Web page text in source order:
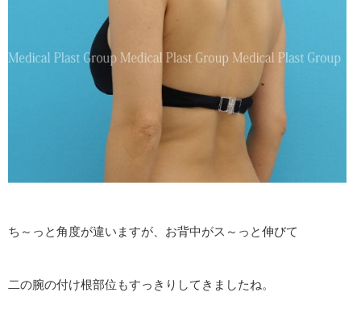
ち～っと角度が違いますが、お背中がス～っと伸びて
二の腕の付け根部位もすっきりしてきましたね。